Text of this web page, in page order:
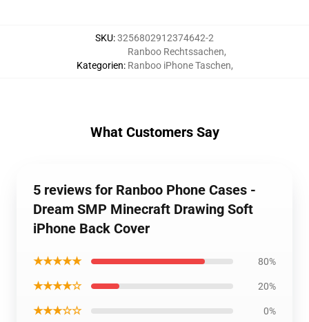
SKU:3256802912374642-2
Kategorien:
Ranboo Rechtssachen,
Ranboo iPhone Taschen,
What Customers Say
5 reviews for Ranboo Phone Cases -
Dream SMP Minecraft Drawing Soft
iPhone Back Cover
★★★★★ 80%
★★★★☆ 20%
★★★☆☆ 0%